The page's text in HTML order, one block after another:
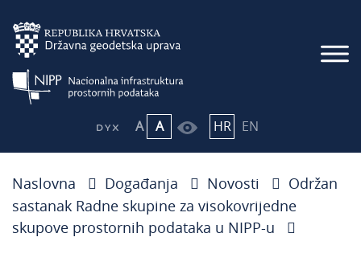
A A HR EN
Naslovna Događanja Novosti
Održan
sastanak Radne skupine za visokovrijedne
skupove prostornih podataka u NIPP-u